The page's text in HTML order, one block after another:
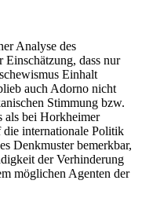
Analyse des
Einschätzung, dass nur
Einhalt
auch Adorno nicht
Stimmung bzw.
als bei Horkheimer
die internationale Politik
Denkmuster bemerkbar,
der Verhinderung
möglichen Agenten der